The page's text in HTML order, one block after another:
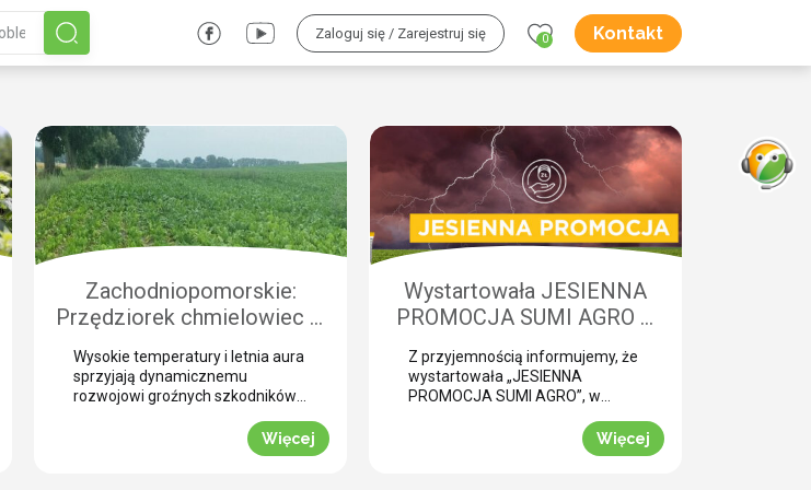
Zaloguj się / Zarejestruj się 0 Kontakt
Zachodniopomorskie:
Przędziorek chmielowiec w
burakach. Jak nie pomylić go
z suszą i skutecznie
zwalczyć? (WIDEO)
Wysokie temperatury i letnia aura
sprzyjają dynamicznemu
rozwojowi groźnych szkodników
cukrowego. Jednym z najbardziej
podstępnych zagrożeń w tym
Więcej
Wystartowała JESIENNA
PROMOCJA SUMI AGRO –
zyskaj natychmiastowe
rabaty!
Z przyjemnością informujemy, że
wystartowała „JESIENNA
PROMOCJA SUMI AGRO”, w
produktowych można uzyskać
atrakcyjny rabat! Promocja trwa
Więcej